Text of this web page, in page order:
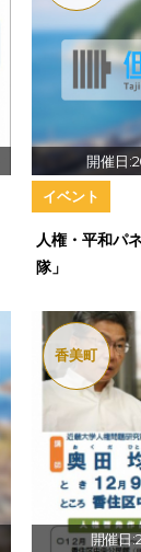
開催日
イベント
人権・平和パ
隊」
開催日
香美町